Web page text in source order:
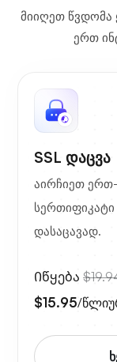
მიიღეთ
ერთ
SSL დაცვა
აირჩიეთ ერთ-
სერთიფიკატი
დასაცავად.
Იწყება
$15.95/